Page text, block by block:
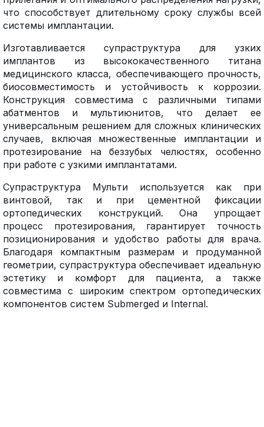
что способствует длительному сроку службы всей
системы имплантации.
Изготавливается супраструктура для узких
имплантов из высококачественного титана
медицинского класса, обеспечивающего прочность,
биосовместимость и устойчивость к коррозии.
Конструкция совместима с различными типами
абатментов и мультиюнитов, что делает ее
универсальным решением для сложных клинических
случаев, включая множественные имплантации и
протезирование на беззубых челюстях, особенно
при работе с узкими имплантатами.
Супраструктура Мульти используется как при
винтовой, так и при цементной фиксации
ортопедических конструкций. Она упрощает
процесс протезирования, гарантирует точность
позиционирования и удобство работы для врача.
Благодаря компактным размерам и продуманной
геометрии, супраструктура обеспечивает идеальную
эстетику и комфорт для пациента, а также
совместима с широким спектром ортопедических
компонентов систем Submerged и Internal.